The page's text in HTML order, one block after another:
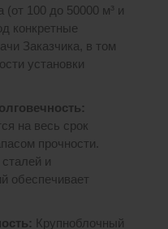
100 до 50000 м³ и
конкретные
Заказчика, в том
установки
:
на весь срок
прочности.
и
обеспечивает
Крупноблочный